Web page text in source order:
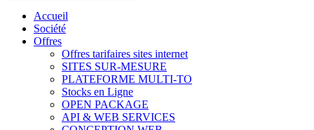
Accueil
Société
Offres
Offres tarifaires sites internet
SITES SUR-MESURE
PLATEFORME MULTI-TO
Stocks en Ligne
OPEN PACKAGE
API & WEB SERVICES